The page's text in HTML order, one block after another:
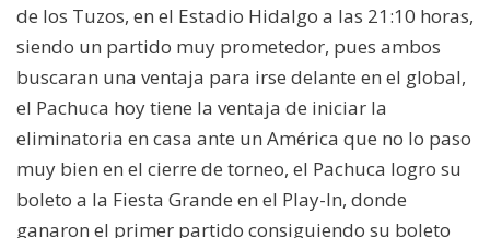
de los Tuzos, en el Estadio Hidalgo a las 21:10 horas,
siendo un partido muy prometedor, pues ambos
buscaran una ventaja para irse delante en el global,
el Pachuca hoy tiene la ventaja de iniciar la
eliminatoria en casa ante un América que no lo paso
muy bien en el cierre de torneo, el Pachuca logro su
boleto a la Fiesta Grande en el Play-In, donde
ganaron el primer partido consiguiendo su boleto